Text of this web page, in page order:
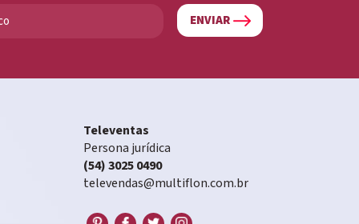
ENVIAR
Televentas
Persona jurídica
(54) 3025 0490
televendas@multiflon.com.br